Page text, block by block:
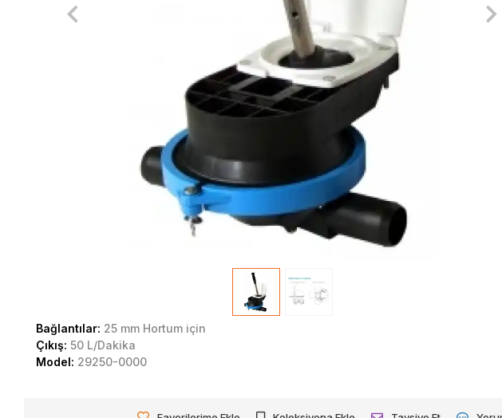
Bağlantılar: 25 mm Hortum için
Çıkış:50 L/Dakika
Model: 29250-0000